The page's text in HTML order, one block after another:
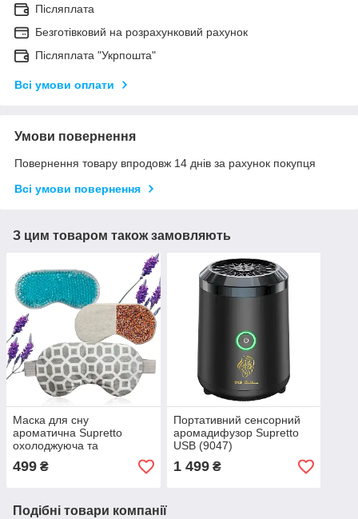
Післяплата
Безготівковий на розрахунковий рахунок
Післяплата "Укрпошта"
Всі умови оплати
Умови повернення
Повернення товару впродовж 14 днів за рахунок покупця
Всі умови повернення
З цим товаром також замовляють
Маска для сну
ароматична Supretto
охолоджуюча та
499 ₴
Портативний сенсорний
аромадифузор Supretto
USB (9047)
1 499₴
Подібні товари компанії